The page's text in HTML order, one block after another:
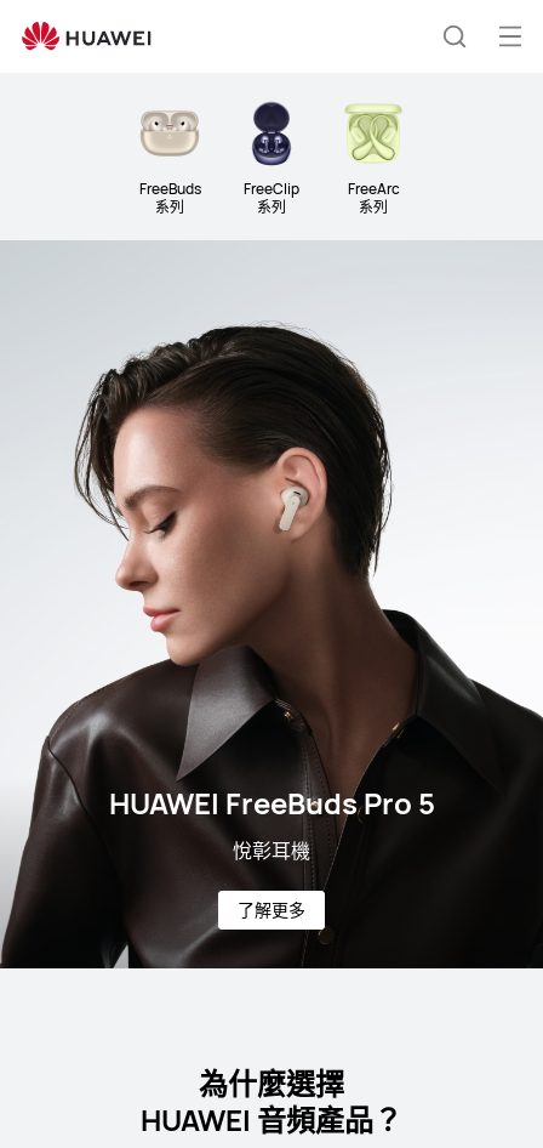
打
FreeBuds
系列
FreeClip
系列
FreeArc
系列
HUAWEI FreeBuds Pro 5
悅彰耳機
了解更多
為什麼選擇
HUAWEI 音頻產品？